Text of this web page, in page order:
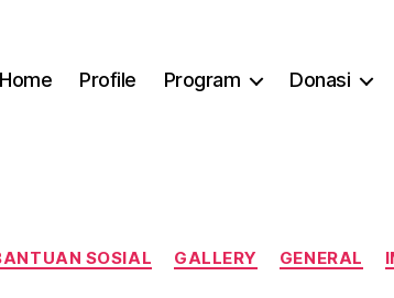
Home Profile Program Donasi
Categories
SOSIAL GALLERY GENERAL